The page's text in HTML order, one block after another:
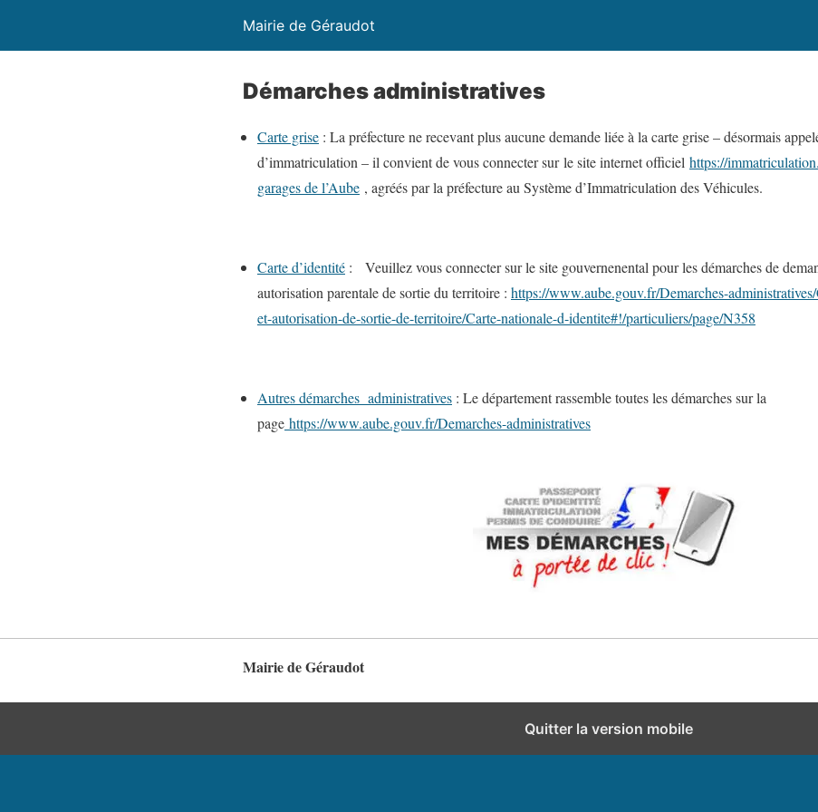
Mairie de Géraudot
Démarches administratives
Carte grise : La préfecture ne recevant plus aucune demande liée à la carte grise – désormais
d’immatriculation – il convient de vous connecter sur le site internet officiel https://
garages de l’Aube , agréés par la préfecture au Système d’Immatriculation des Véhicules.
Carte d’identité : Veuillez vous connecter sur le site gouvernenental pour les démarches de
autorisation parentale de sortie du territoire : https://www.aube.gouv.fr/Demarches-
et-autorisation-de-sortie-de-territoire/Carte-nationale-d-identite#!/particuliers/page/N358
Autres démarches administratives : Le département rassemble toutes les démarches sur la
page https://www.aube.gouv.fr/Demarches-administratives
Mairie de Géraudot
Quitter la version mobile